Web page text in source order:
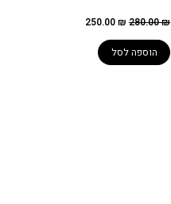
280.00₪ המחיר
היה:
280.00 ₪.
250.00₪
הוספה לסל